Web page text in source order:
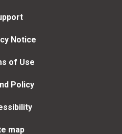
Notice
of Use
Policy
map